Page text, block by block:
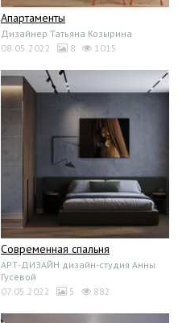
Апартаменты
Дизайнер Татьяна Козырина
08.05.2022
8 1015
Современная спальня
АРТ-ДИЗАЙН дизайн-студия Анны
Гусевой
07.05.2022
5 882